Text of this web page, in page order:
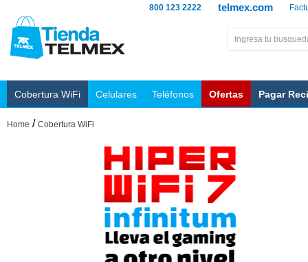
telmex.com
800 123 2222
Cobertura WiFi Celulares Teléfonos Ofertas Pagar
Home / Cobertura WiFi